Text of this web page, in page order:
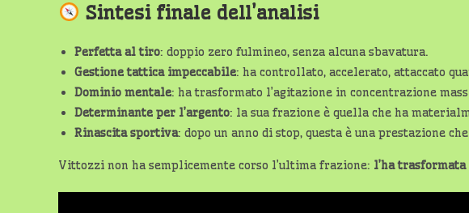
Sintesi finale dell’analisi
Perfetta al tiro: doppio zero fulmineo, senza alcuna sbavatura.
Gestione tattica impeccabile: ha controllato, accelerato, attaccato
Dominio mentale: ha trasformato l’agitazione in concentrazione
Determinante per l’argento: la sua frazione è quella che ha
Rinascita sportiva: dopo un anno di stop, questa è una prestazione
Vittozzi non ha semplicemente corso l’ultima frazione: l’ha trasformata